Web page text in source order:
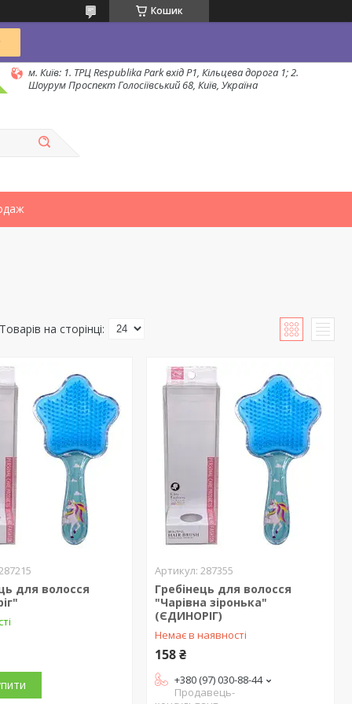
Кошик
м. Київ: 1. ТРЦ Respublika Park вхід P1, Кільцева дорога 1; 2.
Шоурум Проспект Голосіївський 68, Київ, Україна
для волосся
287355
Гребінець для волосся
"Чарівна зіронька"
(ЄДИНОРІГ)
Немає в наявності
158 ₴
+380 (97) 030-88-44
Продавець-